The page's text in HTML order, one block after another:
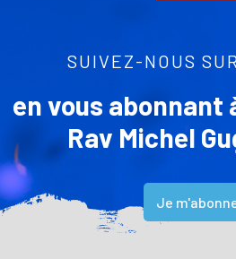
SUIVEZ-NOUS
en vous abonnant
Rav Michel
Je